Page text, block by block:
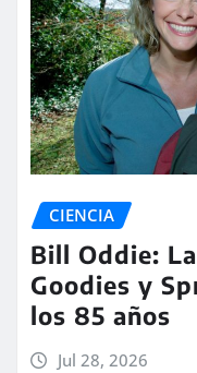
CIENCIA
Bill Oddie:
Goodies y
los 85 años
Jul 28, 2026